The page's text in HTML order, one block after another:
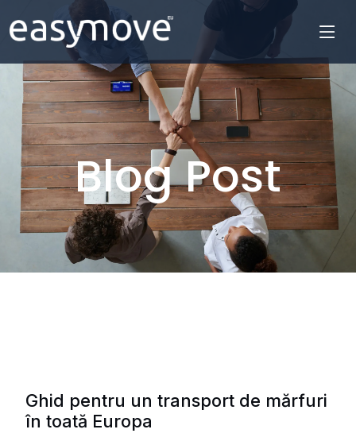
Blog Post
Ghid pentru un transport de mărfuri
în toată Europa